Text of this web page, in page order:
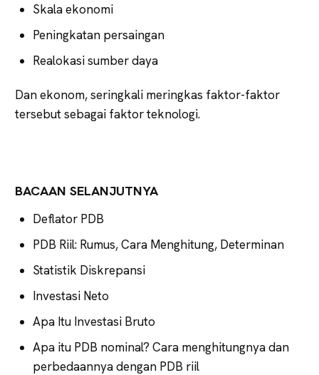
Skala ekonomi
Peningkatan persaingan
Realokasi sumber daya
Dan ekonom, seringkali meringkas faktor-faktor
tersebut sebagai faktor teknologi.
BACAAN SELANJUTNYA
Deflator PDB
PDB Riil: Rumus, Cara Menghitung, Determinan
Statistik Diskrepansi
Investasi Neto
Apa Itu Investasi Bruto
Apa itu PDB nominal? Cara menghitungnya dan
perbedaannya dengan PDB riil